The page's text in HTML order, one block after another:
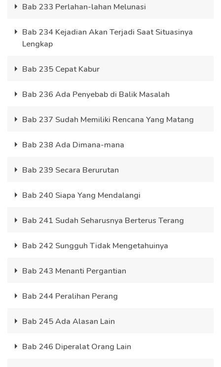
Bab 233 Perlahan-lahan Melunasi
Bab 234 Kejadian Akan Terjadi Saat Situasinya
Lengkap
Bab 235 Cepat Kabur
Bab 236 Ada Penyebab di Balik Masalah
Bab 237 Sudah Memiliki Rencana Yang Matang
Bab 238 Ada Dimana-mana
Bab 239 Secara Berurutan
Bab 240 Siapa Yang Mendalangi
Bab 241 Sudah Seharusnya Berterus Terang
Bab 242 Sungguh Tidak Mengetahuinya
Bab 243 Menanti Pergantian
Bab 244 Peralihan Perang
Bab 245 Ada Alasan Lain
Bab 246 Diperalat Orang Lain